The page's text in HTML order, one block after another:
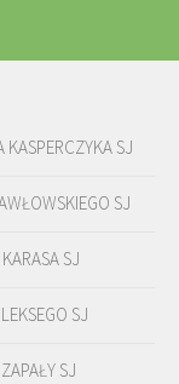
KASPERCZYKA SJ
SJ
SJ
SJ
SJ